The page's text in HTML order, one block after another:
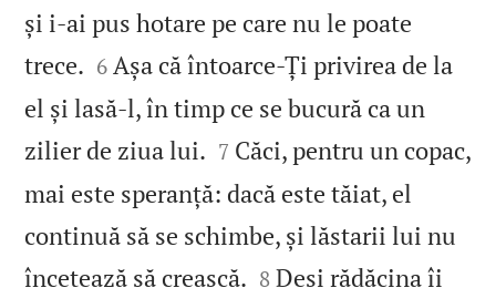
și i‑ai pus hotare pe care nu le poate
trece. 

6 Așa că întoarce‑Ți privirea de la
el și lasă‑l, în timp ce se bucură ca un
zilier de ziua lui. 

7 Căci, pentru un copac,
mai este speranță: dacă este tăiat, el
continuă să se schimbe, și lăstarii lui nu
încetează să crească. 

8 Deși rădăcina îi